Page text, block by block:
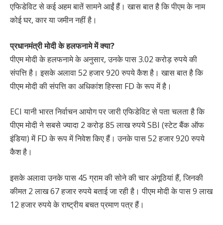
एफिडेविट से कई अहम बातें सामने आईं हैं। खास बात है कि पीएम के नाम
कोई घर, कार या जमीन नहीं है।
प्रधानमंत्री मोदी के हलफनामे में क्या?
पीएम मोदी के हलफनामे के अनुसार, उनके पास 3.02 करोड़ रुपये की
संपत्ति है। इसके अलावा 52 हजार 920 रुपये कैश है। खास बात है कि
पीएम मोदी की संपत्ति का अधिकांश हिस्सा FD के रूप में है।
ECI यानी भारत निर्वाचन आयोग पर जारी एफिडेविट से पता चलता है कि
पीएम मोदी ने सबसे ज्यादा 2 करोड़ 85 लाख रुपये SBI (स्टेट बैंक ऑफ
इंडिया) में FD के रूप में निवेश किए हैं। उनके पास 52 हजार 920 रुपये
कैश है।
इसके अलावा उनके पास 45 ग्राम की सोने की चार अंगूठियां हैं, जिनकी
कीमत 2 लाख 67 हजार रुपये बताई जा रही है। पीएम मोदी के पास 9 लाख
12 हजार रुपये के राष्ट्रीय बचत प्रमाण पत्र हैं।